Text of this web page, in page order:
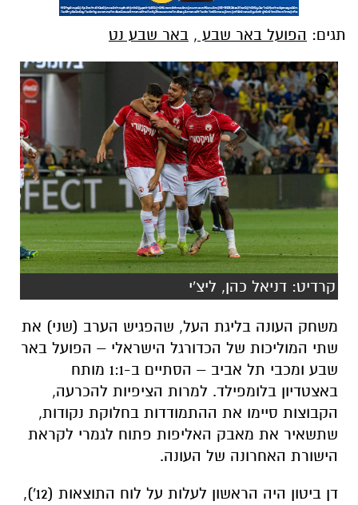
תגים: הפועל באר שבע , באר שבע נט
קרדיט: דניאל כהן, ליצ'י
משחק העונה בליגת העל, שהפגיש הערב (שני) את
שתי המוליכות של הכדורגל הישראלי – הפועל באר
שבע ומכבי תל אביב – הסתיים ב-1:1 מותח
באצטדיון בלומפילד. למרות הציפיות להכרעה,
הקבוצות סיימו את ההתמודדות בחלוקת נקודות,
שתשאיר את מאבק האליפות פתוח לגמרי לקראת
הישורת האחרונה של העונה.
דן ביטון היה הראשון לעלות על לוח התוצאות (12'),